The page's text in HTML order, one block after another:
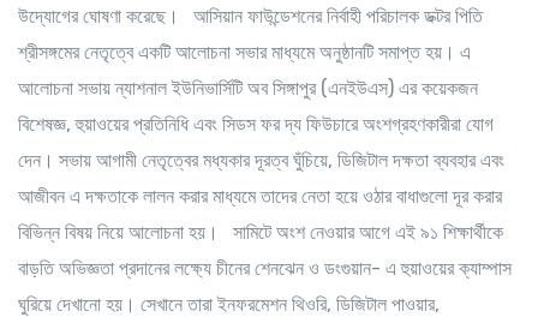
উদ্যোগের ঘোষণা করেছে। আসিয়ান ফাউন্ডেশনের নির্বাহী পরিচালক ডক্টর পিতি
শ্রীসঙ্গমের নেতৃত্বে একটি আলোচনা সভার মাধ্যমে অনুষ্ঠানটি সমাপ্ত হয়। এ
আলোচনা সভায় ন্যাশনাল ইউনিভার্সিটি অব সিঙ্গাপুর (এনইউএস) এর কয়েকজন
বিশেষজ্ঞ, হুয়াওয়ের প্রতিনিধি এবং সিডস ফর দ্য ফিউচারে অংশগ্রহণকারীরা যোগ
দেন। সভায় আগামী নেতৃত্বের মধ্যকার দূরত্ব ঘুঁচিয়ে, ডিজিটাল দক্ষতা ব্যবহার এবং
আজীবন এ দক্ষতাকে লালন করার মাধ্যমে তাদের নেতা হয়ে ওঠার বাধাগুলো দূর করার
বিভিন্ন বিষয় নিয়ে আলোচনা হয়। সামিটে অংশ নেওয়ার আগে এই ৯১ শিক্ষার্থীকে
বাড়তি অভিজ্ঞতা প্রদানের লক্ষ্যে চীনের শেনঝেন ও ডংগুয়ান- এ হুয়াওয়ের ক্যাম্পাস
ঘুরিয়ে দেখানো হয়। সেখানে তারা ইনফরমেশন থিওরি, ডিজিটাল পাওয়ার,